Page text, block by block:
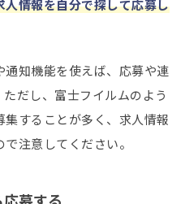
人情報を自分で探して応募し
知機能を使えば、応募や連
だし、富士フイルムのよう
することが多く、求人情報
注意してください。
募する